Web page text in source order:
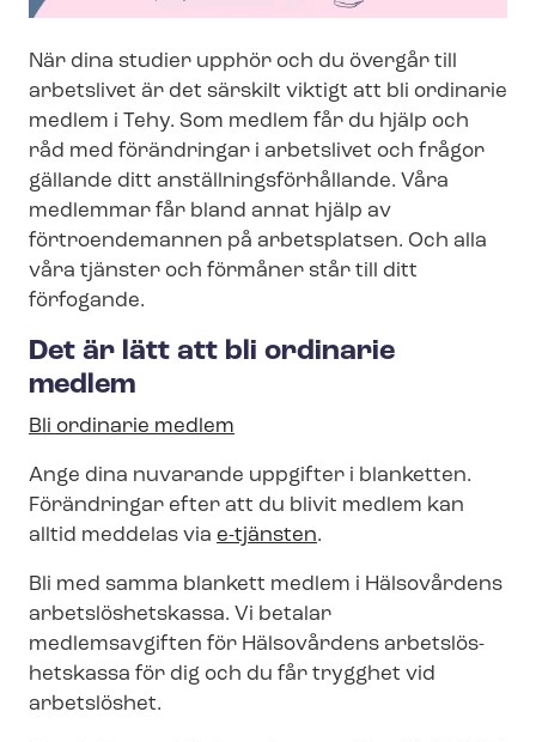
När dina studier upphör och du övergår till
arbetslivet är det särskilt viktigt att bli ordinarie
medlem i Tehy. Som medlem får du hjälp och
råd med förändringar i arbetslivet och frågor
gällande ditt an­ställ­nings­för­hål­lan­de. Våra
medlemmar får bland annat hjälp av
förtroendemannen på arbetsplatsen. Och alla
våra tjänster och förmåner står till ditt
förfogande.
Det är lätt att bli ordinarie
medlem
Bli ordinarie medlem
Ange dina nuvarande uppgifter i blanketten.
Förändringar efter att du blivit medlem kan
alltid meddelas via e-tjänsten.
Bli med samma blankett medlem i Hälsovårdens
ar­bets­lös­hets­kas­sa. Vi betalar
medlemsavgiften för Hälsovårdens ar­bets­lös­
hets­kas­sa för dig och du får trygghet vid
arbetslöshet.